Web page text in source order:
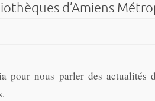
d’Amiens
pour nous parler des actualités